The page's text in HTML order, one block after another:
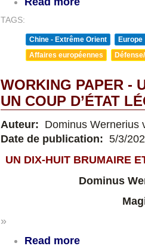
TAGS:
Chine - Extrême Orient
Europe
Affaires européennes
WORKING PAPER -
UN COUP D’ÉTAT
Auteur: Dominus Wernerius
Date de publication: 5/3/
UN DIX-HUIT BRUMAIRE
Dominus
»
Read more